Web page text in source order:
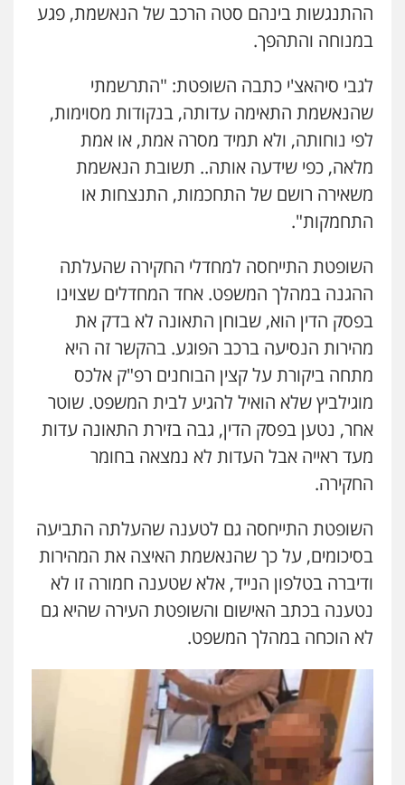
ההתנגשות בינהם סטה הרכב של הנאשמת, פגע
במנוחה והתהפך.
לגבי סיהאצ'י כתבה השופטת: "התרשמתי
שהנאשמת התאימה עדותה, בנקודות מסוימות,
לפי נוחותה, ולא תמיד מסרה אמת, או אמת
מלאה, כפי שידעה אותה.. תשובת הנאשמת
משאירה רושם של התחכמות, התנצחות או
התחמקות".
השופטת התייחסה למחדלי החקירה שהעלתה
ההגנה במהלך המשפט. אחד המחדלים שצוינו
בפסק הדין הוא, שבוחן התאונה לא בדק את
מהירות הנסיעה ברכב הפוגע. בהקשר זה היא
מתחה ביקורת על קצין הבוחנים רפ"ק אלכס
מוגילביץ שלא הואיל להגיע לבית המשפט. שוטר
אחר, נטען בפסק הדין, גבה בזירת התאונה עדות
מעד ראייה אבל העדות לא נמצאה בחומר
החקירה.
השופטת התייחסה גם לטענה שהעלתה התביעה
בסיכומים, על כך שהנאשמת האיצה את המהירות
ודיברה בטלפון הנייד, אלא שטענה חמורה זו לא
נטענה בכתב האישום והשופטת העירה שהיא גם
לא הוכחה במהלך המשפט.